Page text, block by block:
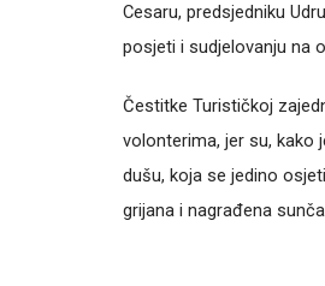
Cesaru, predsjedniku
posjeti i sudjelovanju na
Čestitke Turističkoj
volonterima, jer su, kako
dušu, koja se jedino
grijana i nagrađena